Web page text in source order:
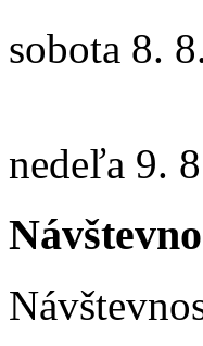
sobota 8.
nedeľa 9.